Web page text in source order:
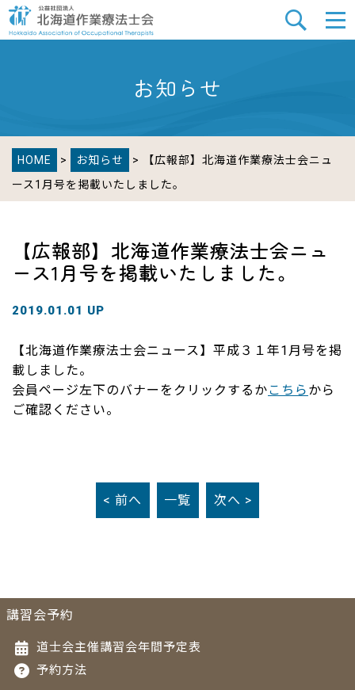
お知らせ
HOME > お知らせ
> 【広報部】北海道作業療法士会ニュ
ース1月号を掲載いたしました。
【広報部】北海道作業療法士会ニュ
ース1月号を掲載いたしました。
2019.01.01 UP
【北海道作業療法士会ニュース】平成３１年1月号を掲
載しました。
会員ページ左下のバナーをクリックするかこちら から
ご確認ください。
< 前へ 一覧 次へ >
講習会予約
道士会主催講習会年間予定表
予約方法